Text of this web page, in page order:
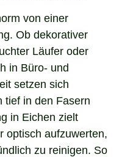
von einer
Ob dekorativer
Läufer oder
in Büro- und
setzen sich
tief in den Fasern
in Eichen zielt
optisch aufzuwerten,
zu reinigen. So